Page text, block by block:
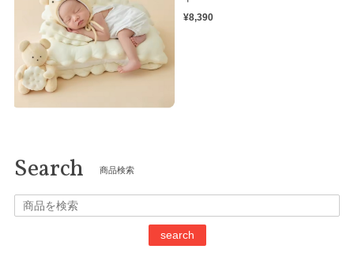
¥8,390
Search 商品検索
search